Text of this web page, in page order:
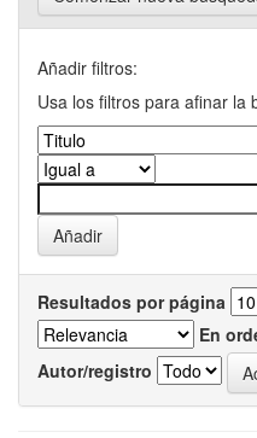
Añadir filtros:
Usa los filtros para afinar la
Resultados por página
En
Autor/registro